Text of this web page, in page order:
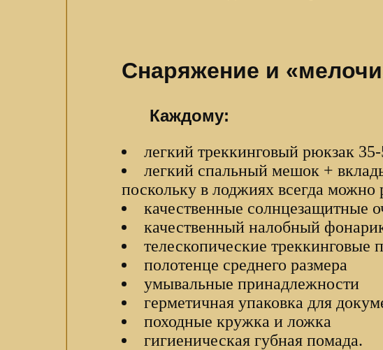
Снаряжение и
Каждому:
легкий треккинговый рюкзак
легкий спальный мешок +
поскольку в лоджиях всегда можно
качественные солнцезащитные
качественный налобный
телескопические треккинговые
полотенце среднего размера
умывальные принадлежности
герметичная упаковка для
походные кружка и ложка
гигиеническая губная помада.